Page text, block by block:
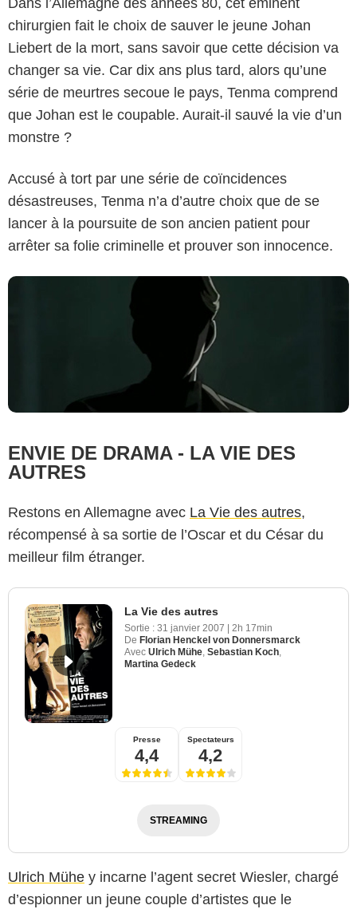
Dans l’Allemagne des années 80, cet éminent
chirurgien fait le choix de sauver le jeune Johan
Liebert de la mort, sans savoir que cette décision va
changer sa vie. Car dix ans plus tard, alors qu’une
série de meurtres secoue le pays, Tenma comprend
que Johan est le coupable. Aurait-il sauvé la vie d’un
monstre ?
Accusé à tort par une série de coïncidences
désastreuses, Tenma n’a d’autre choix que de se
lancer à la poursuite de son ancien patient pour
arrêter sa folie criminelle et prouver son innocence.
ENVIE DE DRAMA - LA VIE DES
AUTRES
Restons en Allemagne avec La Vie des autres,
récompensé à sa sortie de l’Oscar et du César du
meilleur film étranger.
La Vie des autres
Sortie : 31 janvier 2007
2h 17min
De Florian Henckel von Donnersmarck
Avec Ulrich Mühe, Sebastian Koch,
Martina Gedeck
Presse
4,4
Spectateurs
4,2
STREAMING
Ulrich Mühe y incarne l’agent secret Wiesler, chargé
d’espionner un jeune couple d’artistes que le